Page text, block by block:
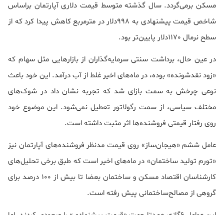
مسکن برمی‌گردد. سال گذشته متوسط قیمت دلاری آپارتمان براساس
شاخص قیمت پیشنهادی به 998دلار در مترمربع کاهش پیدا کرد که از
سطح نرمال 1170دلار پایین‌تر بود.
در عین حال، برداشت سنتی سرمایه‌گذاران از بازارهایی مثل سهام که
«زود نقدشونده» بوده،‌ در ماه‌های اخیر غلط از آب درآمد. این خود باعث
نوعی چرخش به سمت بازای شد که تجربه نشان داد در شوک‌های
مختلف سیاسی، از سمت رگولاتور تعطیل نمی‌شود. این موضوع خود
روی رفتار قیمتی فروشنده‌ها اثر مثبت داشته است.
عامل ششم «هیجان‌ساز» روی قیمت مدنظر فروشنده‌های آپارتمان نیز
«تورم تولید ساختمان» در ماه‌های اخیر است که طبق برخی تحلیل‌های
کارشناسان اقتصاد مسکن و ساختمان بعضا تا بیش از 100 درصد برای
گروهی از مصالح‌ساختمانی پیش رفته است.